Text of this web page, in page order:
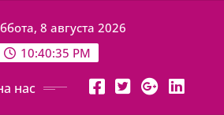
8 августа 2026
10:40:36 PM
нас